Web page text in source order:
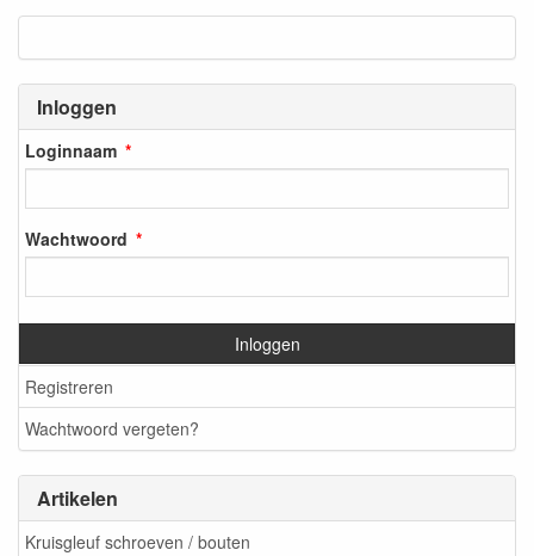
Inloggen
Loginnaam
Wachtwoord
Inloggen
Registreren
Wachtwoord vergeten?
Artikelen
Kruisgleuf schroeven / bouten